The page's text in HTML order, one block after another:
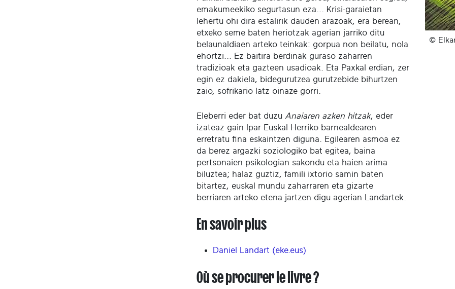
emakumeekiko segurtasun eza... Krisi-garaietan
lehertu ohi dira estalirik dauden arazoak, era berean,
etxeko seme baten heriotzak agerian jarriko ditu
belaunaldiaen arteko teinkak: gorpua non beilatu, nola
ehortzi... Ez baitira berdinak guraso zaharren
tradizioak eta gazteen usadioak. Eta Paxkal erdian, zer
egin ez dakiela, bidegurutzea gurutzebide bihurtzen
zaio, sofrikario latz oinaze gorri.
Eleberri eder bat duzu Anaiaren azken hitzak, eder
izateaz gain Ipar Euskal Herriko barnealdearen
erretratu fina eskaintzen diguna. Egilearen asmoa ez
da berez argazki soziologiko bat egitea, baina
pertsonaien psikologian sakondu eta haien arima
biluztea; halaz guztiz, famili ixtorio samin baten
bitartez, euskal mundu zaharraren eta gizarte
berriaren arteko etena jartzen digu agerian Landartek.
©
En savoir plus
Daniel Landart (eke.eus)
Où se procurer le livre ?